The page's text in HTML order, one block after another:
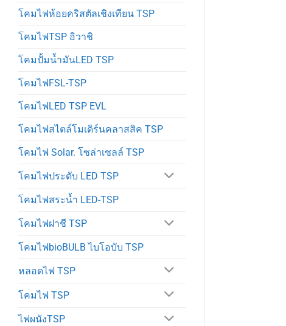
โคมไฟห้อยคริสตัลเชิงเทียน TSP
โคมไฟTSP อิวาชิ
โคมปั้มน้ำมันLED TSP
โคมไฟFSL-TSP
โคมไฟLED TSP EVL
โคมไฟสไตล์โมเดิร์นคลาสสิค TSP
โคมไฟ Solar. โซล่าเซลล์ TSP
โคมไฟประดับ LED TSP
โคมไฟสระน้ำ LED-TSP
โคมไฟฝาชี TSP
โคมไฟbioBULB ไบโอบับ TSP
หลอดไฟ TSP
โคมไฟ TSP
ไฟผนังTSP